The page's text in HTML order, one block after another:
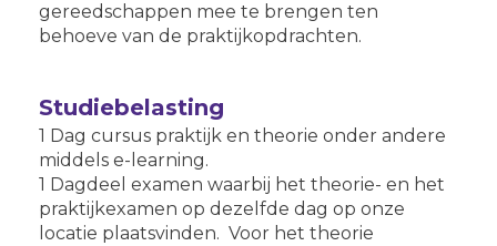
gereedschappen mee te brengen ten
behoeve van de praktijkopdrachten.
Studiebelasting
1 Dag cursus praktijk en theorie onder andere
middels e-learning.
1 Dagdeel examen waarbij het theorie- en het
praktijkexamen op dezelfde dag op onze
locatie plaatsvinden. Voor het theorie